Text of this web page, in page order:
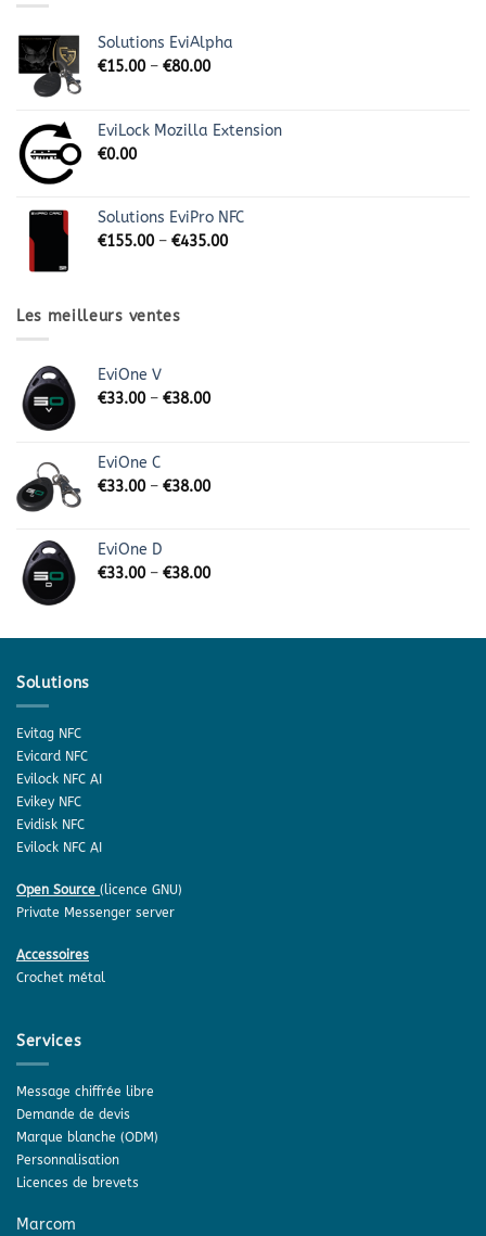
Solutions EviAlpha
€15.00– €80.00
EviLock Mozilla Extension
€0.00
Solutions EviPro NFC
€155.00– €435.00
Les meilleurs ventes
EviOne V
€33.00– €38.00
EviOne C
€33.00– €38.00
EviOne D
€33.00– €38.00
Solutions
Evitag NFC
Evicard NFC
Evilock NFC AI
Evikey NFC
Evidisk NFC
Evilock NFC AI
Open Source (licence GNU)
Private Messenger server
Accessoires
Crochet métal
Services
Message chiffrée libre
Demande de devis
Marque blanche (ODM)
Personnalisation
Licences de brevets
Marcom